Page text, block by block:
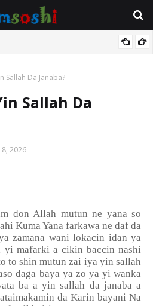
Sallah Da Janaba?
Sallah Da
2026
don Allah mutun ne yana so
Kuma Yana farkawa ne daf da
zamana wani lokacin idan ya
yi mafarki a cikin baccin nashi
to shin mutun zai iya yin sallah
daga baya ya zo ya yi wanka
ba a yin sallah da janaba a
da Karin bayani Na